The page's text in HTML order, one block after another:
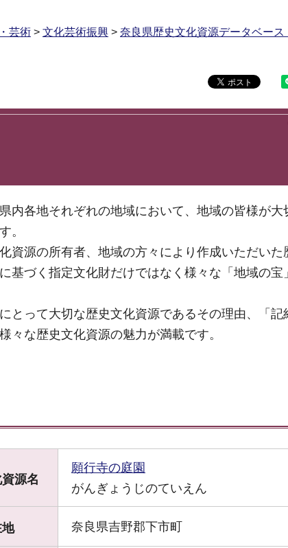
芸術 > 文化芸術振興 > 奈良県歴史文化資源データベース
内各地それぞれの地域において、地域の皆様が大
。
資源の所有者、地域の方々により作成いただいた
基づく指定文化財だけではなく様々な「地域の宝
とって大切な歴史文化資源であるその理由、「記
々な歴史文化資源の魅力が満載です。
源名
願行寺の庭園
がんぎょうじのていえん
奈良県吉野郡下市町